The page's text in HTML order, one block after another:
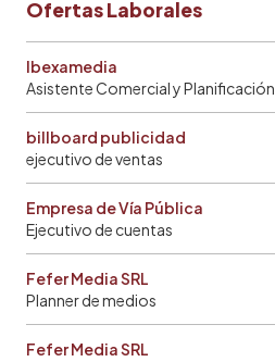
Ofertas Laborales
Ibexamedia
Asistente Comercial y Planificación
billboard publicidad
ejecutivo de ventas
Empresa de Vía Pública
Ejecutivo de cuentas
Fefer Media SRL
Planner de medios
Fefer Media SRL